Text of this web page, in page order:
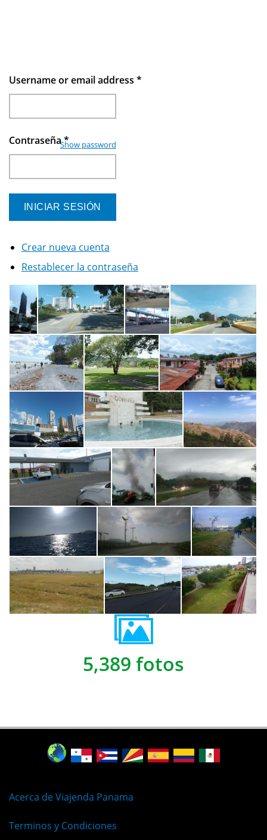
Username or email address *
Contraseña*
Show password
Crear nueva cuenta
Restablecer la contraseña
5,389 fotos
Acerca de Viajenda Panama
Terminos y Condiciones